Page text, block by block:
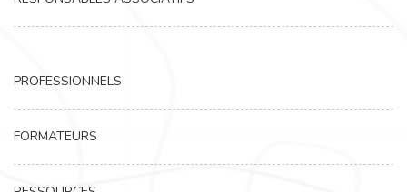
PROFESSIONNELS
FORMATEURS